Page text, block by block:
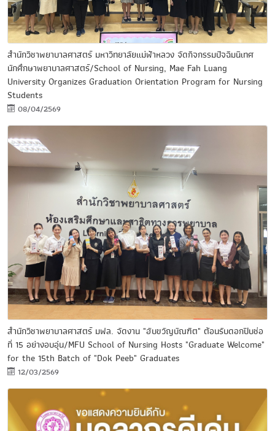
สำนักวิชาพยาบาลศาสตร์ มหาวิทยาลัยแม่ฟ้าหลวง จัดกิจกรรมปัจฉิมนิเทศ
นักศึกษาพยาบาลศาสตร์/School of Nursing, Mae Fah Luang
University Organizes Graduation Orientation Program for Nursing
Students
08/04/2569
สำนักวิชาพยาบาลศาสตร์ มฟล. จัดงาน "ฮับขวัญบัณฑิต" ต้อนรับดอกปีบช่อ
ที่ 15 อย่างอบอุ่น/MFU School of Nursing Hosts "Graduate Welcome"
for the 15th Batch of "Dok Peeb" Graduates
12/03/2569